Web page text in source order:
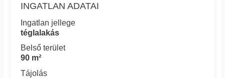
INGATLAN ADATAI
Ingatlan jellege
téglalakás
Belső terület
90 m²
Tájolás